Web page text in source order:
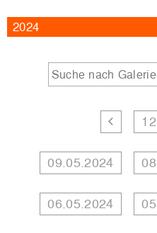
2024
09.05.2024
06.05.2024